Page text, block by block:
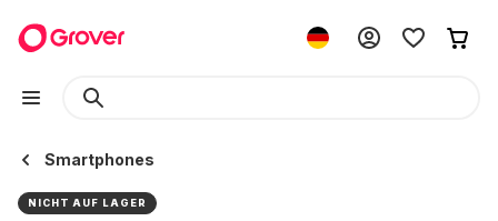
Smartphones
NICHT AUF LAGER